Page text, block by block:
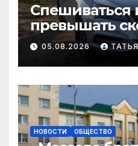
Спешиваться
превышать
самокатчиков
05.08.2026
НОВОСТИ ОБЩЕСТВО